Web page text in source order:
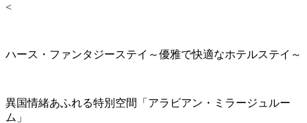
<
ハース・ファンタジーステイ～優雅で快適なホテルステイ～
異国情緒あふれる特別空間「アラビアン・ミラージュルー
ム」